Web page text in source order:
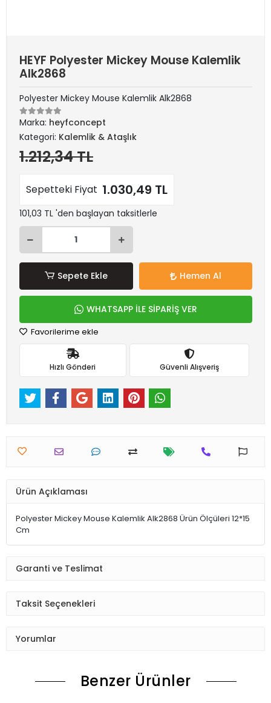
HEYF Polyester Mickey Mouse Kalemlik
Alk2868
Polyester Mickey Mouse Kalemlik Alk2868
Marka: heyfconcept
Kategori: Kalemlik & Ataşlık
1.212,34 TL
Sepetteki Fiyat 1.030,49 TL
101,03 TL 'den başlayan taksitlerle
Sepete Ekle Hemen Al
WHATSAPP İLE SİPARİŞ VER
Favorilerime ekle
Hızlı Gönderi Güvenli Alışveriş
Ürün Açıklaması
Polyester Mickey Mouse Kalemlik Alk2868 Ürün Ölçüleri 12*15
Cm
Garanti ve Teslimat
Taksit Seçenekleri
Yorumlar
Benzer Ürünler